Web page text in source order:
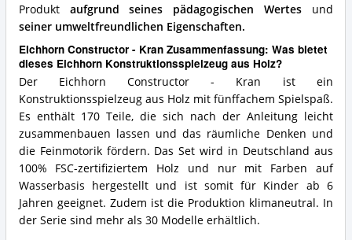
Produkt aufgrund seines pädagogischen Wertesund
seiner umweltfreundlichen Eigenschaften.
Eichhorn Constructor - Kran Zusammenfassung: Was bietet
dieses Eichhorn Konstruktionsspielzeug aus Holz?
Der Eichhorn Constructor - Kran ist ein
Konstruktionsspielzeug aus Holz mit fünffachem Spielspaß.
Es enthält 170 Teile, die sich nach der Anleitung leicht
zusammenbauen lassen und das räumliche Denken und
die Feinmotorik fördern. Das Set wird in Deutschland aus
100% FSC-zertifiziertem Holz und nur mit Farben auf
Wasserbasis hergestellt und ist somit für Kinder ab 6
Jahren geeignet. Zudem ist die Produktion klimaneutral. In
der Serie sind mehr als 30 Modelle erhältlich.